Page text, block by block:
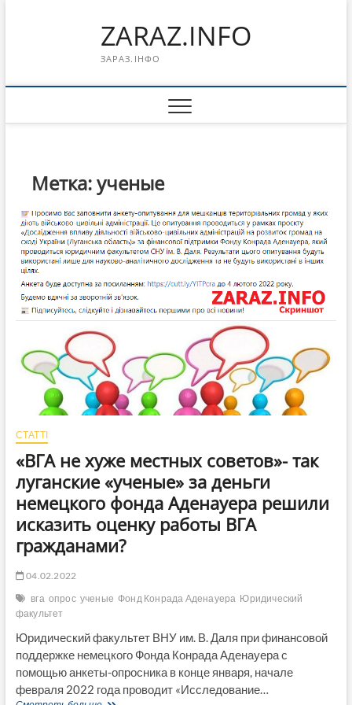
ZARAZ.INFO
ЗАРАЗ.ІНФО
Метка:ученые
СТАТТІ
«ВГА не хуже местных советов»- так
луганские «ученые» за деньги
немецкого фонда Аденауера решили
исказить оценку работы ВГА
гражданами?
04.02.2022
вга опрос ученые Фонд Конрада Аденауера Юридический
факультет
Юридический факультет ВНУ им. В. Даля при финансовой
поддержке немецкого Фонда Конрада Аденауера с
помощью анкеты-опросника в конце января, начале
февраля 2022 года проводит «Исследование…